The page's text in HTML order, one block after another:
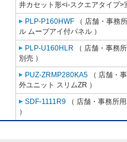
井カセット形<i-スクエアタイプ>
PLP-P160HWF （ 店舗・事務
ル ムーブアイ付パネル ）
PLP-U160HLR （ 店舗・事務
別売 ）
PUZ-ZRMP280KA5 （ 店舗・
外ユニット スリムZR ）
SDF-1111R9 （ 店舗・事務所
）